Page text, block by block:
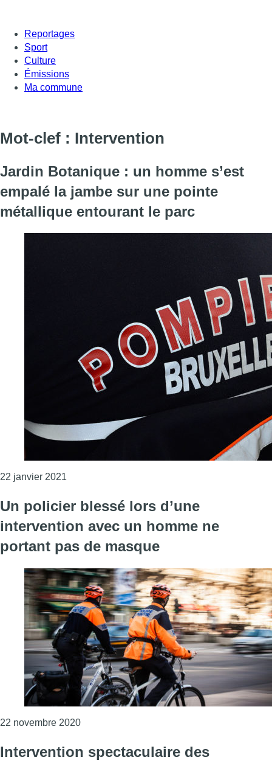
Reportages
Sport
Culture
Émissions
Ma commune
Mot-clef : Intervention
Jardin Botanique : un homme s’est
empalé la jambe sur une pointe
métallique entourant le parc
22 janvier 2021
Un policier blessé lors d’une
intervention avec un homme ne
portant pas de masque
22 novembre 2020Consulter l'article "Un policier blessé lors
Intervention spectaculaire des